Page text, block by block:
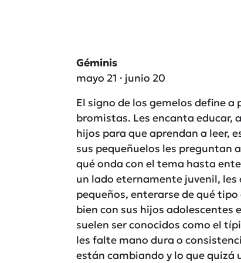
Géminis
mayo 21 · junio 20
El signo de los gemelos define
bromistas. Les encanta educar,
hijos para que aprendan a leer,
sus pequeñuelos les preguntan
qué onda con el tema hasta
un lado eternamente juvenil,
pequeños, enterarse de qué
bien con sus hijos adolescentes
suelen ser conocidos como el
les falte mano dura o
están cambiando y lo que quizá